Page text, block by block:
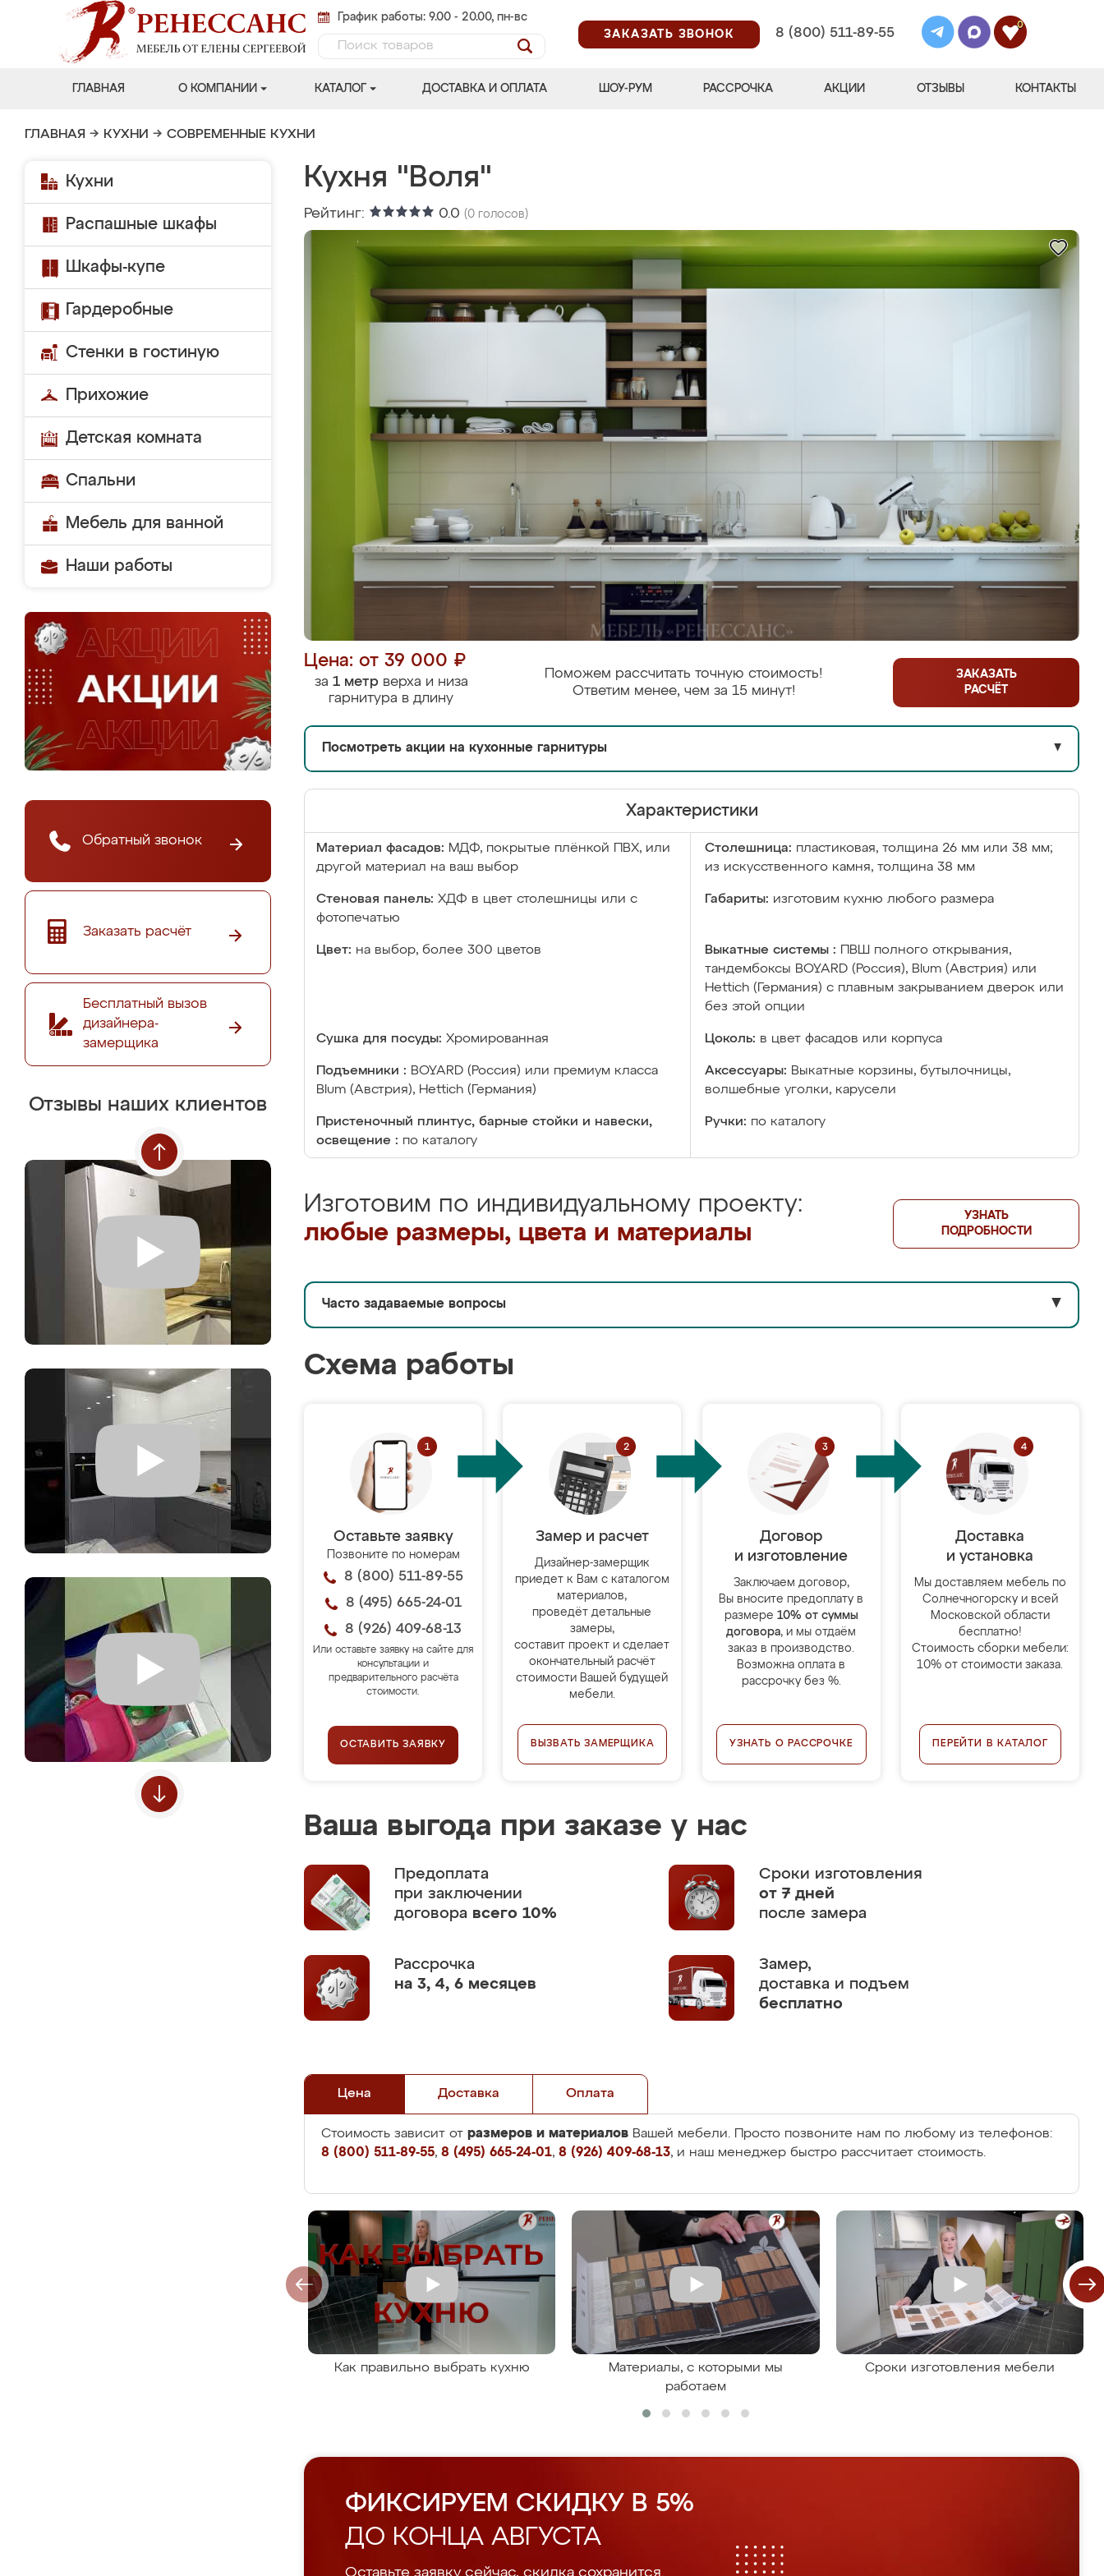
График работы: 9.00 - 20.00, пн-вс
ЗАКАЗАТЬ ЗВОНОК
8 (800) 511-89-55
0
ГЛАВНАЯ О КОМПАНИИ КАТАЛОГ ДОСТАВКА И ОПЛАТА ШОУ-РУМ РАССРОЧКА АКЦИИ ОТЗЫВЫ КОНТАКТЫ
ГЛАВНАЯ → КУХНИ → СОВРЕМЕННЫЕ КУХНИ
Кухни
Распашные шкафы
Шкафы-купе
Гардеробные
Стенки в гостиную
Прихожие
Детская комната
Спальни
Мебель для ванной
Наши работы
Обратный звонок
Заказать расчёт
Бесплатный вызов
дизайнера-
замерщика
Отзывы наших клиентов
Кухня "Воля"
Рейтинг: 0.0 (0 голосов)
Цена: от 39 000 ₽
за 1 метрверха и низа
гарнитура в длину
Поможем рассчитать точную стоимость!
Ответим менее, чем за 15 минут!
ЗАКАЗАТЬ
РАСЧЁТ
Посмотреть акции на кухонные гарнитуры ▼
Характеристики
Материал фасадов: МДФ, покрытые плёнкой ПВХ, или
другой материал на ваш выбор
Столешница: пластиковая, толщина 26 мм или 38 мм;
из искусственного камня, толщина 38 мм
Стеновая панель: ХДФ в цвет столешницы или с
фотопечатью
Габариты: изготовим кухню любого размера
Цвет: на выбор, более 300 цветов Выкатные системы :
ПВШ полного открывания,
тандембоксы BOYARD (Россия), Blum (Австрия) или
Hettich (Германия) с плавным закрыванием дверок или
без этой опции
Сушка для посуды: Хромированная Цоколь: в цвет фасадов или корпуса
Подъемники : BOYARD (Россия) или премиум класса
Blum (Австрия), Hettich (Германия)
Аксессуары: Выкатные корзины, бутылочницы,
волшебные уголки, карусели
Пристеночный плинтус, барные стойки и навески,
освещение : по каталогу
Ручки: по каталогу
Изготовим по индивидуальному проекту:
любые размеры, цвета и материалы
УЗНАТЬ
ПОДРОБНОСТИ
Часто задаваемые вопросы ▼
Схема работы
Оставьте заявку
Позвоните по номерам
8 (800) 511-89-55
8 (495) 665-24-01
8 (926) 409-68-13
Или оставьте заявку на сайте для
консультации и
предварительного расчёта
стоимости.
ОСТАВИТЬ ЗАЯВКУ
Замер и расчет
Дизайнер-замерщик
приедет к Вам с каталогом
материалов,
проведёт детальные
замеры,
составит проект и сделает
окончательный расчёт
стоимости Вашей будущей
мебели.
ВЫЗВАТЬ ЗАМЕРЩИКА
Договор
и изготовление
Заключаем договор,
Вы вносите предоплату в
размере 10% от суммы
договора, и мы отдаём
заказ в производство.
Возможна оплата в
рассрочку без %.
УЗНАТЬ О РАССРОЧКЕ
Доставка
и установка
Мы доставляем мебель по
Солнечногорску и всей
Московской области
бесплатно!
Стоимость сборки мебели:
10% от стоимости заказа.
ПЕРЕЙТИ В КАТАЛОГ
Ваша выгода при заказе у нас
Предоплата
при заключении
договора всего 10%
Сроки изготовления
от 7 дней
после замера
Рассрочка
на 3, 4, 6 месяцев
Замер,
доставка и подъем
бесплатно
Цена Доставка Оплата
Стоимость зависит от размеров и материалов Вашей мебели. Просто позвоните нам по любому из телефонов:
8 (800) 511-89-55, 8 (495) 665-24-01, 8 (926) 409-68-13, и наш менеджер быстро рассчитает стоимость.
Как правильно выбрать кухню
Материалы, с которыми мы
работаем
Сроки изготовления мебели
ФИКСИРУЕМ СКИДКУ В 5%
ДО КОНЦА АВГУСТА
Оставьте заявку сейчас, скидка сохранится.